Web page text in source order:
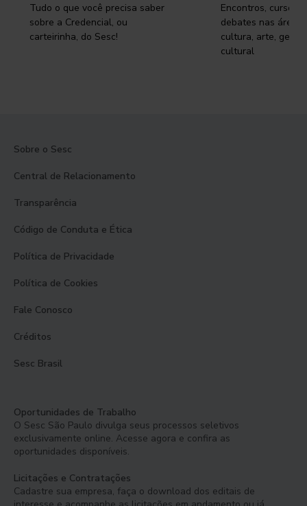
Tudo o que você precisa saber
sobre a Credencial, ou
carteirinha, do Sesc!
Encontros, cursos,
debates nas áreas
cultura, arte,
cultural
Sobre o Sesc
Central de Relacionamento
Transparência
Código de Conduta e Ética
Política de Privacidade
Política de Cookies
Fale Conosco
Créditos
Sesc Brasil
Oportunidades de Trabalho
O Sesc São Paulo divulga seus processos seletivos
exclusivamente online. Acesse agora e confira as
oportunidades disponíveis.
Licitações e Contratações
Cadastre sua empresa, faça o download dos editais de